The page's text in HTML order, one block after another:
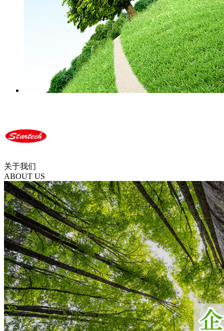
关于我们
ABOUT US